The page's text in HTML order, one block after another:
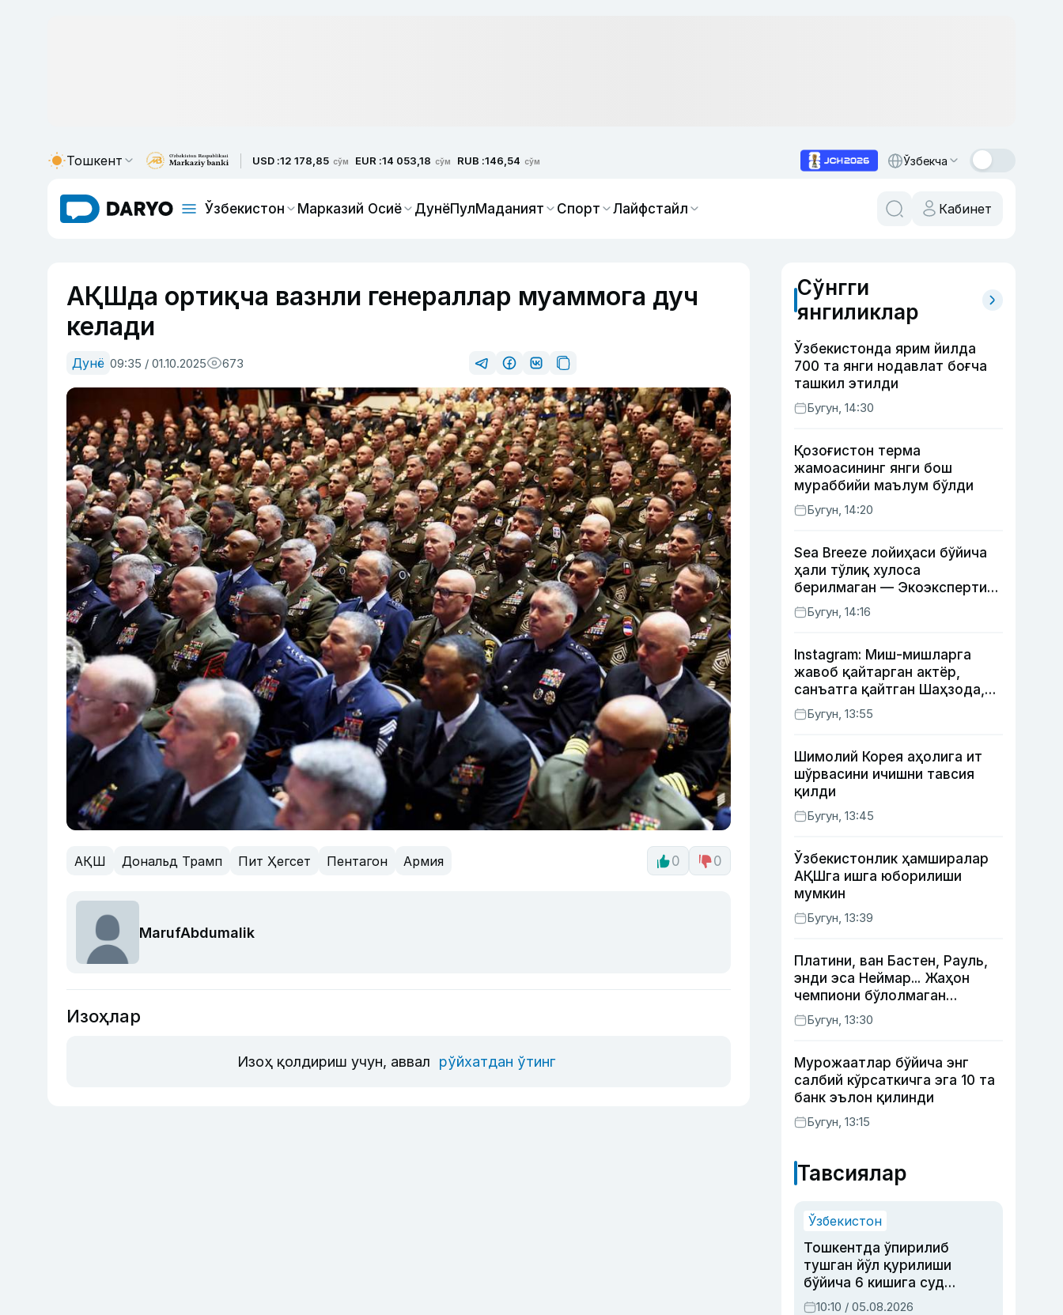
Тошкент USD :12 178,85 сўм EUR :14 053,18 сўм RUB :146,54 сўм Ўзбекча
Ўзбекистон Марказий Осиё ДунёПулМаданият Спорт Лайфстайл Кабинет
АҚШда ортиқча вазнли генераллар муаммога дуч
келади
Дунё 09:35 / 01.10.2025 673
АҚШ Дональд Трамп Пит Ҳегсет Пентагон Армия 0 0
MarufAbdumalik
Изоҳлар
Изоҳ қолдириш учун, аввал рўйхатдан ўтинг
Сўнгги
янгиликлар
Ўзбекистонда ярим йилда
700 та янги нодавлат боғча
ташкил этилди
Бугун, 14:30
Қозоғистон терма
жамоасининг янги бош
мураббийи маълум бўлди
Бугун, 14:20
Sea Breeze лойиҳаси бўйича
ҳали тўлиқ хулоса
берилмаган — Экоэкспертиза
маркази
Бугун, 14:16
Instagram: Миш-мишларга
жавоб қайтарган актёр,
санъатга қайтган Шаҳзода,
йўлга асфалт ётқизган
Жаҳонгир Отажонов
Бугун, 13:55
Шимолий Корея аҳолига ит
шўрвасини ичишни тавсия
қилди
Бугун, 13:45
Ўзбекистонлик ҳамширалар
АҚШга ишга юборилиши
мумкин
Бугун, 13:39
Платини, ван Бастен, Рауль,
энди эса Неймар... Жаҳон
чемпиони бўлолмаган
суперюлдузлар
Бугун, 13:30
Мурожаатлар бўйича энг
салбий кўрсаткичга эга 10 та
банк эълон қилинди
Бугун, 13:15
Тавсиялар
Ўзбекистон
Тошкентда ўпирилиб
тушган йўл қурилиши
бўйича 6 кишига суд
ҳукми ўқилди
10:10 / 05.08.2026